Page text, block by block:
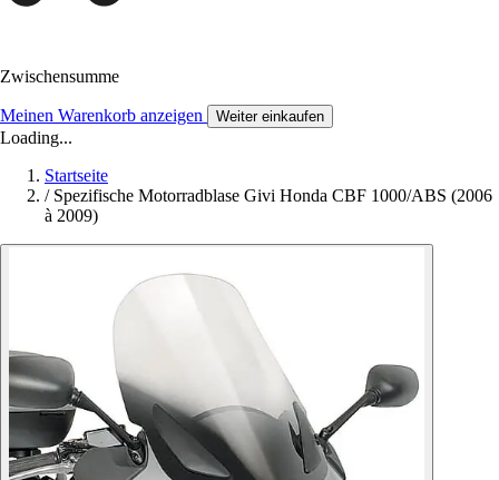
Zwischensumme
Meinen Warenkorb anzeigen Weiter einkaufen
Loading...
Startseite
/ Spezifische Motorradblase Givi Honda CBF 1000/ABS (2006
à 2009)